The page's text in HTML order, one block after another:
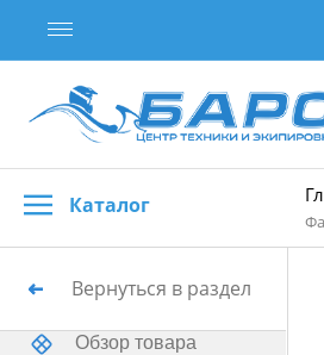
Каталог
Вернуться в раздел
Обзор товара